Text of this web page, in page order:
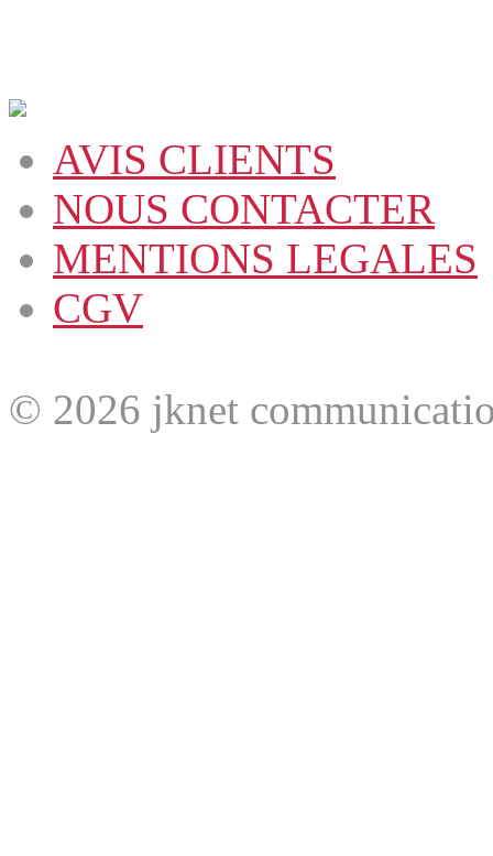
AVIS CLIENTS
NOUS CONTACTER
MENTIONS LEGALES
CGV
© 2026 jknet